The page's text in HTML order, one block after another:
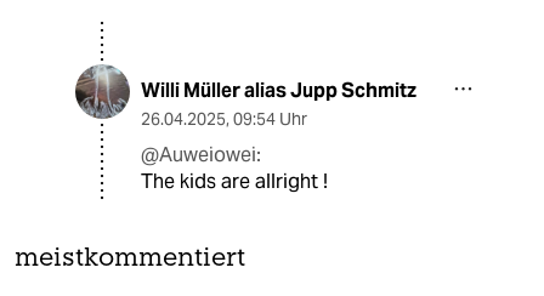
Willi Müller alias Jupp Schmitz
26.04.2025, 09:54 Uhr
@Auweiowei:
The kids are allright !
meistkommentiert